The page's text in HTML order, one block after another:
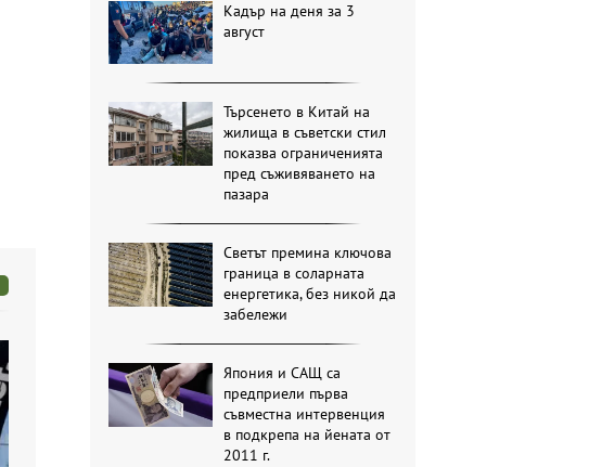
Кадър на деня за 3
август
Търсенето в Китай на
жилища в съветски стил
показва ограниченията
пред съживяването на
пазара
Светът премина ключова
граница в соларната
енергетика, без никой да
забележи
Япония и САЩ са
предприели първа
съвместна интервенция
в подкрепа на йената от
2011 г.